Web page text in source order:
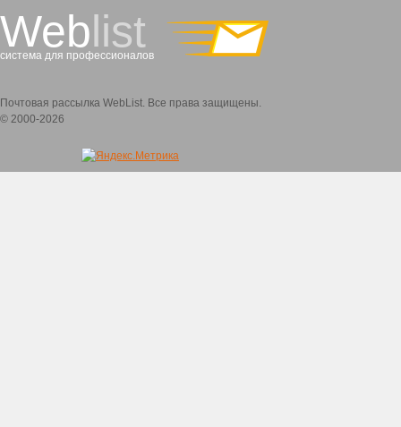
Weblist
система для профессионалов
Почтовая рассылка WebList. Все права защищены.
© 2000-2026